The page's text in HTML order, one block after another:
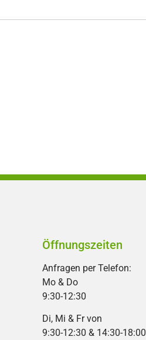
Öffnungszeiten
Anfragen per Telefon:
Mo & Do
9:30-12:30
Di, Mi & Fr von
9:30-12:30 & 14:30-18:00